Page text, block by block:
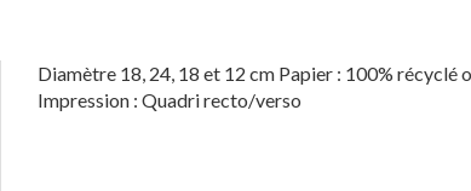
Diamètre 18, 24, 18 et 12 cm Papier : 100% récyclé
Impression : Quadri recto/verso